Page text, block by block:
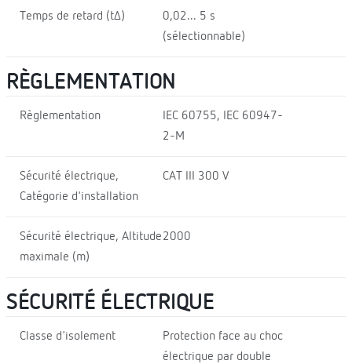
Temps de retard (tΔ)
0,02... 5 s
(sélectionnable)
RÈGLEMENTATION
Règlementation
IEC 60755, IEC 60947-
2-M
Sécurité électrique,
Catégorie d'installation
CAT III 300 V
Sécurité électrique, Altitude
maximale (m)
2000
SÉCURITÉ ÉLECTRIQUE
Classe d'isolement
Protection face au choc
électrique par double